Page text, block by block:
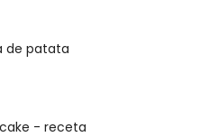
de patata
- receta